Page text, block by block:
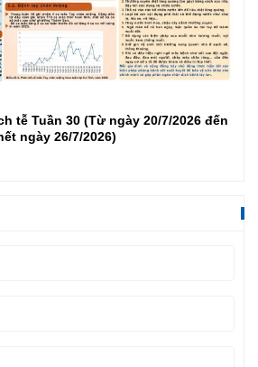
tại cộng đồng, thu hẹp nguy cơ lây